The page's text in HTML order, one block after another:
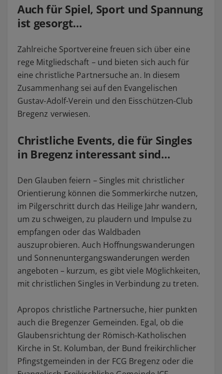
Auch für Spiel, Sport und Spannung
ist gesorgt…
Zahlreiche Sportvereine freuen sich über eine
rege Mitgliedschaft – und bieten sich auch für
eine christliche Partnersuche an. In diesem
Zusammenhang sei auf den Evangelischen
Gustav-Adolf-Verein und den Eisschützen-Club
Bregenz verwiesen.
Christliche Events, die für Singles
in Bregenz interessant sind…
Den Glauben feiern – Singles mit christlicher
Orientierung können die Sommerkirche nutzen,
im Pilgerschritt durch das Heilige Jahr wandern,
um zu schweigen, zu plaudern und Impulse zu
empfangen oder das Waldbaden
auszuprobieren. Auch Hoffnungswanderungen
und Sonnenuntergangswanderungen werden
angeboten – kurzum, es gibt viele Möglichkeiten,
mit christlichen Singles in Verbindung zu treten.
Apropos christliche Partnersuche, hier punkten
auch die Bregenzer Gemeinden. Egal, ob die
Glaubensrichtung der Römisch-Katholischen
Kirche in St. Kolumban, der Bund freikirchlicher
Pfingstgemeinden in der FCG Bregenz oder die